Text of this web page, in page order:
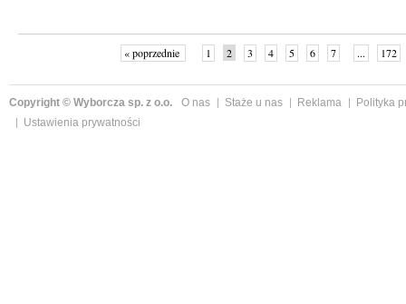
« poprzednie 1 2 3 4 5 6 7 ... 172
Copyright © Wyborcza sp. z o.o. O nas Staże u nas Reklama
Polityka
Ustawienia prywatności